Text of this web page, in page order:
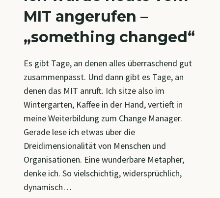
MIT angerufen –
„something changed“
Es gibt Tage, an denen alles überraschend gut
zusammenpasst. Und dann gibt es Tage, an
denen das MIT anruft. Ich sitze also im
Wintergarten, Kaffee in der Hand, vertieft in
meine Weiterbildung zum Change Manager.
Gerade lese ich etwas über die
Dreidimensionalität von Menschen und
Organisationen. Eine wunderbare Metapher,
denke ich. So vielschichtig, widersprüchlich,
dynamisch…